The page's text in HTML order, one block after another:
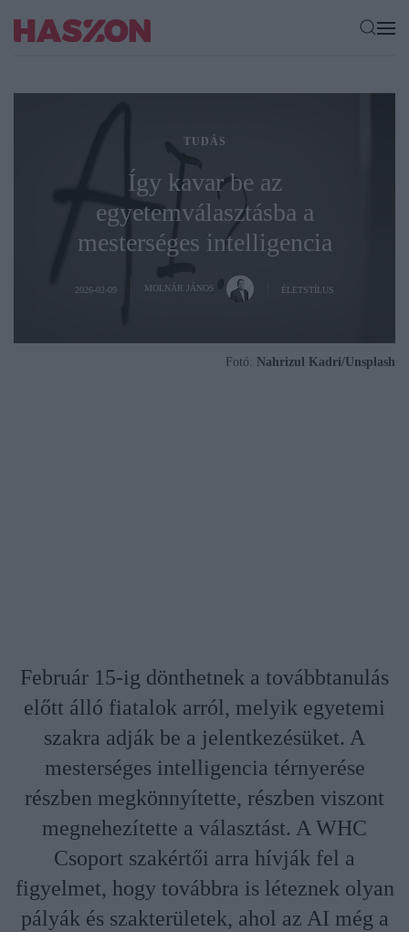
TUDÁS
Így kavar be az
egyetemválasztásba a
mesterséges intelligencia
2026-02-09 MOLNÁR JÁNOS ÉLETSTÍLUS
Fotó: Nahrizul Kadri/Unsplash
Február 15-ig dönthetnek a továbbtanulás
előtt álló fiatalok arról, melyik egyetemi
szakra adják be a jelentkezésüket. A
mesterséges intelligencia térnyerése
részben megkönnyítette, részben viszont
megnehezítette a választást. A WHC
Csoport szakértői arra hívják fel a
figyelmet, hogy továbbra is léteznek olyan
pályák és szakterületek, ahol az AI még a